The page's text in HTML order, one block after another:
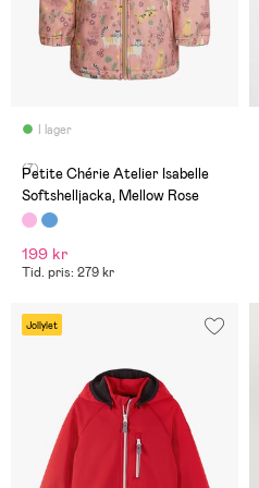
I lager
(7)
Petite Chérie Atelier Isabelle
Softshelljacka, Mellow Rose
199 kr
Tid. pris: 279 kr
Jollylet